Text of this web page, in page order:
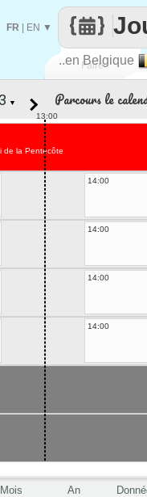
Faire
..en Belgique
FR EN ▼
Mois An
▼ Parcours le
13:00
de la Pentecôte
14:00
14:00
14:00
14:00